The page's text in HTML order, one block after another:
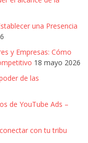
una Presencia
y Empresas: Cómo
18 mayo 2026
de las
de YouTube Ads –
con tu tribu